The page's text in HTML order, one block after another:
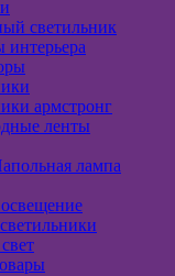
светильник
армстронг
ленты
лампа